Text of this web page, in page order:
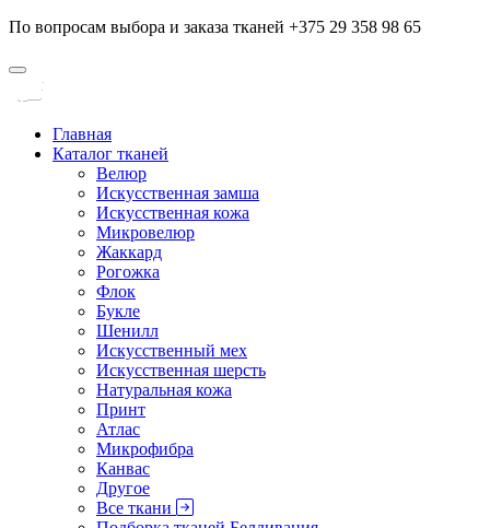
По вопросам выбора и заказа тканей +375 29 358 98 65
Главная
Каталог тканей
Велюр
Искусственная замша
Искусственная кожа
Микровелюр
Жаккард
Рогожка
Флок
Букле
Шенилл
Искусственный мех
Искусственная шерсть
Натуральная кожа
Принт
Атлас
Микрофибра
Канвас
Другое
Все ткани